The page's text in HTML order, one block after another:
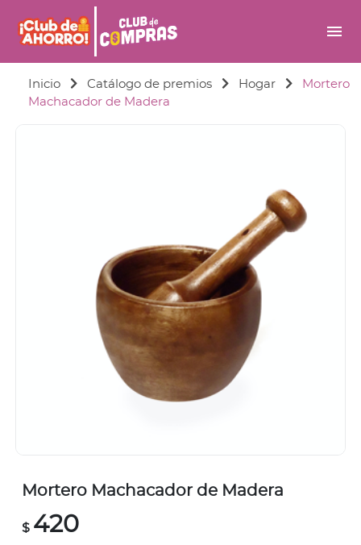
menu
Inicio Catálogo de premios Hogar
Mortero
Machacador de Madera
Mortero Machacador de Madera
$ 420